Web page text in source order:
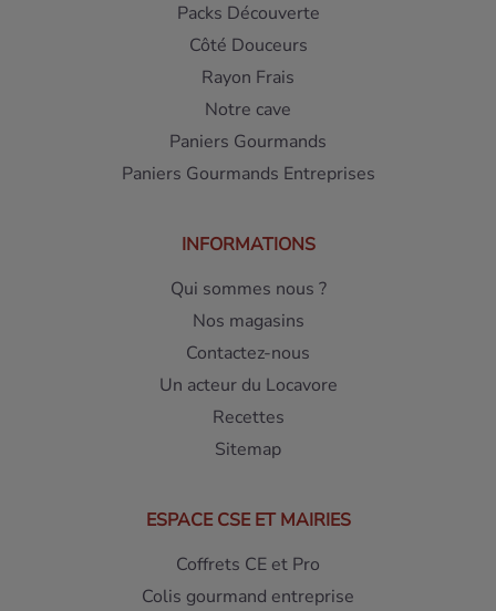
Packs Découverte
Côté Douceurs
Rayon Frais
Notre cave
Paniers Gourmands
Paniers Gourmands Entreprises
INFORMATIONS
Qui sommes nous ?
Nos magasins
Contactez-nous
Un acteur du Locavore
Recettes
Sitemap
ESPACE CSE ET MAIRIES
Coffrets CE et Pro
Colis gourmand entreprise